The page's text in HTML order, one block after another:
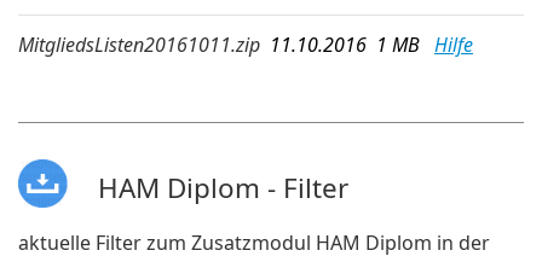
MitgliedsListen20161011.zip 11.10.2016 1 MB Hilfe
HAM Diplom - Filter
aktuelle Filter zum Zusatzmodul HAM Diplom in der